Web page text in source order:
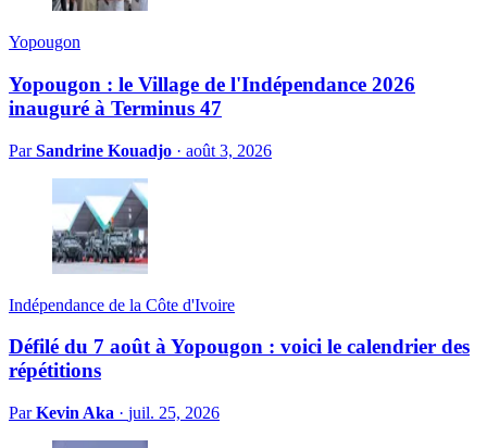
Yopougon
Yopougon : le Village de l'Indépendance 2026
inauguré à Terminus 47
ParSandrine Kouadjo · août 3, 2026
Indépendance de la Côte d'Ivoire
Défilé du 7 août à Yopougon : voici le calendrier des
répétitions
ParKevin Aka · juil. 25, 2026